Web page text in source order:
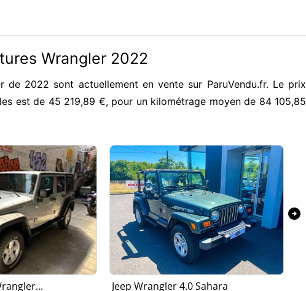
Wrangler 2022
de 2022 sont actuellement en vente sur ParuVendu.fr. Le prix
est de 45 219,89 €, pour un kilométrage moyen de 84 105,85
Jeep Wrangler 4.0 Sahara
arrow_circle_right